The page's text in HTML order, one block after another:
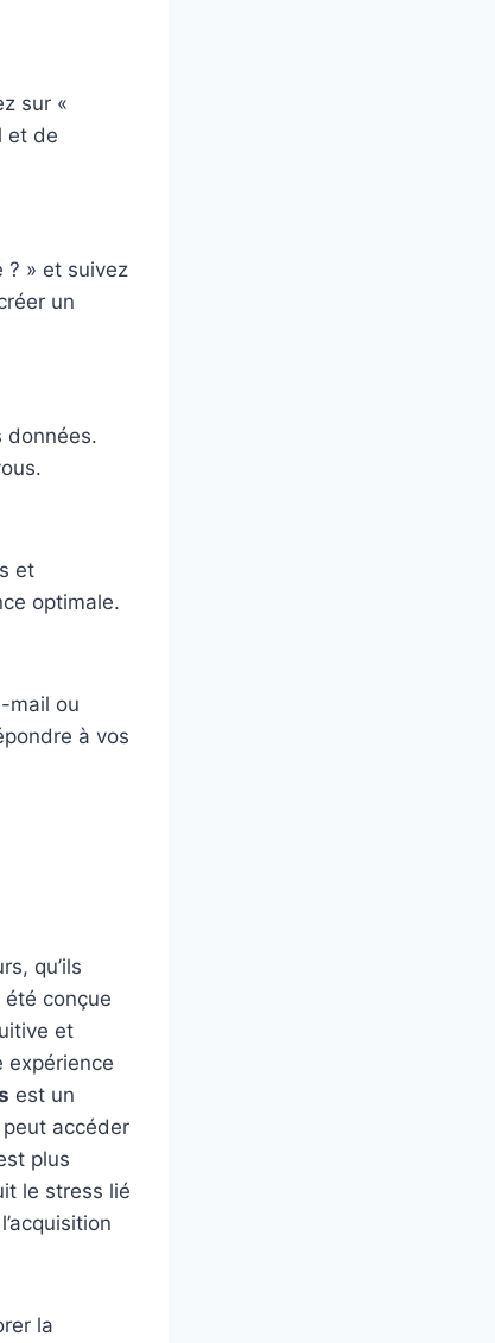
sur «
et de
? » et suivez
un
données.
et
optimale.
mail ou
à vos
qu’ils
conçue
et
expérience
est un
peut accéder
plus
le stress lié
la